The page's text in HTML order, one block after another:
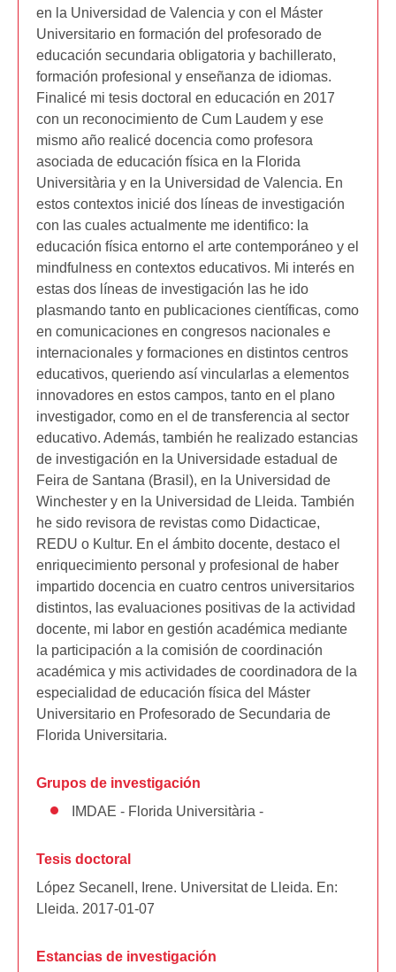
en la Universidad de Valencia y con el Máster
Universitario en formación del profesorado de
educación secundaria obligatoria y bachillerato,
formación profesional y enseñanza de idiomas.
Finalicé mi tesis doctoral en educación en 2017
con un reconocimiento de Cum Laudem y ese
mismo año realicé docencia como profesora
asociada de educación física en la Florida
Universitària y en la Universidad de Valencia. En
estos contextos inicié dos líneas de investigación
con las cuales actualmente me identifico: la
educación física entorno el arte contemporáneo y el
mindfulness en contextos educativos. Mi interés en
estas dos líneas de investigación las he ido
plasmando tanto en publicaciones científicas, como
en comunicaciones en congresos nacionales e
internacionales y formaciones en distintos centros
educativos, queriendo así vincularlas a elementos
innovadores en estos campos, tanto en el plano
investigador, como en el de transferencia al sector
educativo. Además, también he realizado estancias
de investigación en la Universidade estadual de
Feira de Santana (Brasil), en la Universidad de
Winchester y en la Universidad de Lleida. También
he sido revisora de revistas como Didacticae,
REDU o Kultur. En el ámbito docente, destaco el
enriquecimiento personal y profesional de haber
impartido docencia en cuatro centros universitarios
distintos, las evaluaciones positivas de la actividad
docente, mi labor en gestión académica mediante
la participación a la comisión de coordinación
académica y mis actividades de coordinadora de la
especialidad de educación física del Máster
Universitario en Profesorado de Secundaria de
Florida Universitaria.
Grupos de investigación
IMDAE - Florida Universitària -
Tesis doctoral
López Secanell, Irene. Universitat de Lleida. En:
Lleida. 2017-01-07
Estancias de investigación